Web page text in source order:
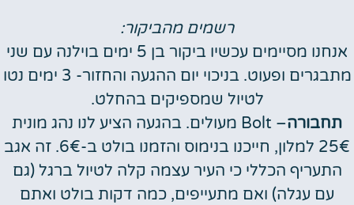
רשמים מהביקור:
אנחנו מסיימים עכשיו ביקור בן 5 ימים בוילנה עם שני
מתבגרים ופעוט. בניכוי יום ההגעה והחזור- 3 ימים נטו
לטיול שמספיקים בהחלט.
תחבורה
– Bolt מעולים. בהגעה הציע לנו נהג מונית
25€ למלון, חייכנו בנימוס והזמנו בולט ב-6€. זה אגב
התעריף הכללי כי העיר עצמה קלה לטיול ברגל (גם
עם עגלה) ואם מתעייפים, כמה דקות בולט ואתם